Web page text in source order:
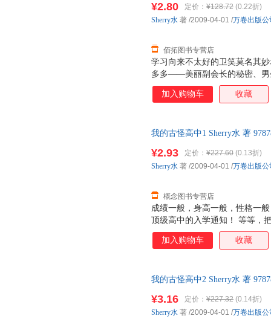
学习向来不太好的卫笑莫名其
多多——美丽副会长的秘密、男
大怪诞传说、同宿舍舍友的真
精灵、神兽、妖怪魔物在学校
¥2.80 定价： ¥128.72 (0.22折)
佰拓图书专营店
Sherry水 著 /2009-04-01 /万卷出版公
加入购物车 收藏
我的古怪高中1 Sherry水 著
成绩一般，身高一般，性格一
顶级高中的入学通知！ 等等
那……难道这是真的？！ 感谢
半夜有幽灵在哭？呃……那是
¥2.93 定价： ¥227.60 (0.13折)
概念图书专营店
Sherry水 著 /2009-04-01 /万卷出版公
加入购物车 收藏
我的古怪高中2 Sherry水 著
¥3.16 定价： ¥227.32 (0.14折)
Sherry水 著 /2009-04-01 /万卷出版公